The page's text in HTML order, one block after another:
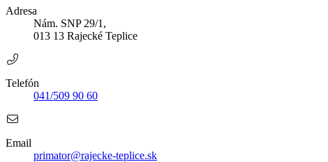
Adresa
Nám. SNP 29/1,
013 13 Rajecké Teplice
Telefón
041/509 90 60
Email
primator@rajecke-teplice.sk